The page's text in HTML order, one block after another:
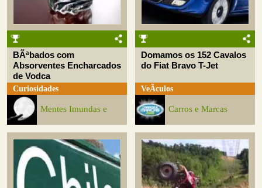
BÃªbados com
Absorventes Encharcados
de Vodca
Curiosidades
Mentes Imundas e
Domamos os 152 Cavalos
do Fiat Bravo T-Jet
VeÃ­culos
Carros e Marcas